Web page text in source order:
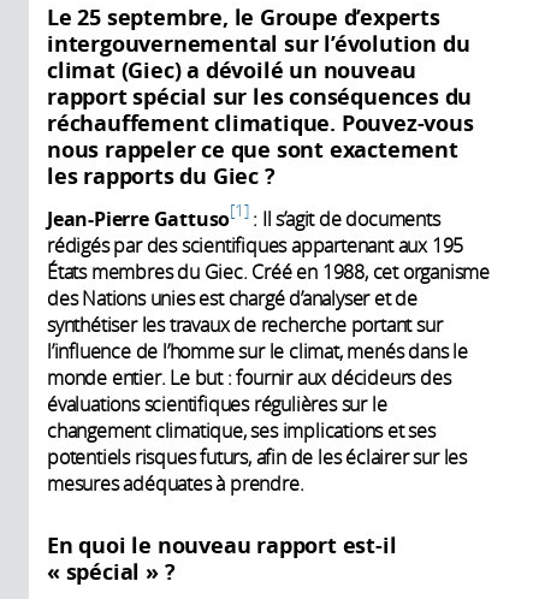
Le 25 septembre, le Groupe d’experts
intergouvernemental sur l’évolution du
climat (Giec) a dévoilé un nouveau
rapport spécial sur les conséquences du
réchauffement climatique. Pouvez-vous
nous rappeler ce que sont exactement
les rapports du Giec ?
Jean-Pierre Gattuso 1 : Il s’agit de documents
rédigés par des scientifiques appartenant aux 195
États membres du Giec. Créé en 1988, cet organisme
des Nations unies est chargé d’analyser et de
synthétiser les travaux de recherche portant sur
l’influence de l’homme sur le climat, menés dans le
monde entier. Le but : fournir aux décideurs des
évaluations scientifiques régulières sur le
changement climatique, ses implications et ses
potentiels risques futurs, afin de les éclairer sur les
mesures adéquates à prendre.
En quoi le nouveau rapport est-il
« spécial » ?